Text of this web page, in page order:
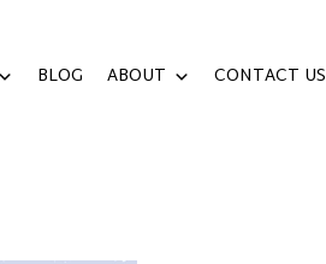
BLOG ABOUT CONTACT US